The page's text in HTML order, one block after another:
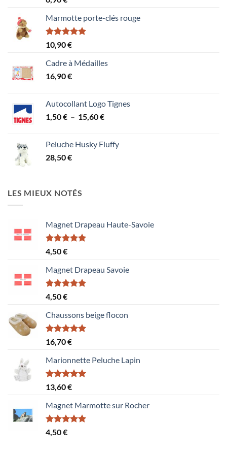
4.00
5Marmotte porte-clés rouge
Note5.00
sur 5
10,90€
Cadre à Médailles
16,90€
Autocollant Logo Tignes
1,50€ – 15,60€Plage
1,50 €
Peluche Husky Fluffy
28,50€
LES MIEUX NOTÉS
Magnet Drapeau Haute-Savoie
Note5.00
sur 5
4,50€
Magnet Drapeau Savoie
Note5.00
sur 5
4,50€
Chaussons beige flocon
Note5.00
sur 5
16,70€
Marionnette Peluche Lapin
Note5.00
sur 5
13,60€
Magnet Marmotte sur Rocher
Note5.00
sur 5
4,50€